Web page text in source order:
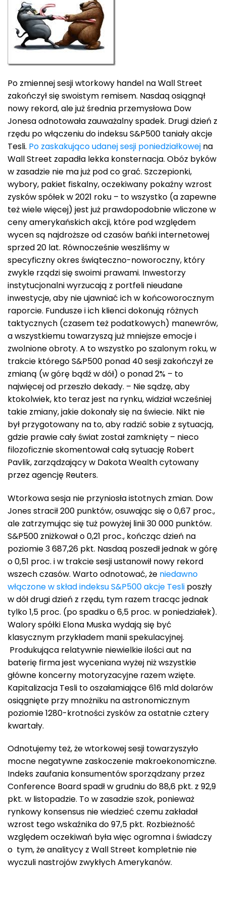
Po zmiennej sesji wtorkowy handel na Wall Street
zakończył się swoistym remisem. Nasdaq osiągnął
nowy rekord, ale już średnia przemysłowa Dow
Jonesa odnotowała zauważalny spadek. Drugi dzień z
rzędu po włączeniu do indeksu S&P500 taniały akcje
Tesli. Po zaskakująco udanej sesji poniedziałkowej na
Wall Street zapadła lekka konsternacja. Obóz byków
w zasadzie nie ma już pod co grać. Szczepionki,
wybory, pakiet fiskalny, oczekiwany pokaźny wzrost
zysków spółek w 2021 roku – to wszystko (a zapewne
też wiele więcej) jest już prawdopodobnie wliczone w
ceny amerykańskich akcji, które pod względem
wycen są najdroższe od czasów bańki internetowej
sprzed 20 lat. Równocześnie weszliśmy w
specyficzny okres świąteczno-noworoczny, który
zwykle rządzi się swoimi prawami. Inwestorzy
instytucjonalni wyrzucają z portfeli nieudane
inwestycje, aby nie ujawniać ich w końcoworocznym
raporcie. Fundusze i ich klienci dokonują różnych
taktycznych (czasem też podatkowych) manewrów,
a wszystkiemu towarzyszą już mniejsze emocje i
zwolnione obroty. A to wszystko po szalonym roku, w
trakcie którego S&P500 ponad 40 sesji zakończył ze
zmianą (w górę bądź w dół) o ponad 2% – to
najwięcej od przeszło dekady. – Nie sądzę, aby
ktokolwiek, kto teraz jest na rynku, widział wcześniej
takie zmiany, jakie dokonały się na świecie. Nikt nie
był przygotowany na to, aby radzić sobie z sytuacją,
gdzie prawie cały świat został zamknięty – nieco
filozoficznie skomentował całą sytuację Robert
Pavlik, zarządzający w Dakota Wealth cytowany
przez agencję Reuters.
Wtorkowa sesja nie przyniosła istotnych zmian. Dow
Jones stracił 200 punktów, osuwając się o 0,67 proc.,
ale zatrzymując się tuż powyżej linii 30 000 punktów.
S&P500 zniżkował o 0,21 proc., kończąc dzień na
poziomie 3 687,26 pkt. Nasdaq poszedł jednak w górę
o 0,51 proc. i w trakcie sesji ustanowił nowy rekord
wszech czasów. Warto odnotować, że niedawno
włączone w skład indeksu S&P500 akcje Tesli poszły
w dół drugi dzień z rzędu, tym razem tracąc jednak
tylko 1,5 proc. (po spadku o 6,5 proc. w poniedziałek).
Walory spółki Elona Muska wydają się być
klasycznym przykładem manii spekulacyjnej.
Produkująca relatywnie niewielkie ilości aut na
baterię firma jest wyceniana wyżej niż wszystkie
główne koncerny motoryzacyjne razem wzięte.
Kapitalizacja Tesli to oszałamiające 616 mld dolarów
osiągnięte przy mnożniku na astronomicznym
poziomie 1280-krotności zysków za ostatnie cztery
kwartały.
Odnotujemy też, że wtorkowej sesji towarzyszyło
mocne negatywne zaskoczenie makroekonomiczne.
Indeks zaufania konsumentów sporządzany przez
Conference Board spadł w grudniu do 88,6 pkt. z 92,9
pkt. w listopadzie. To w zasadzie szok, ponieważ
rynkowy konsensus nie wiedzieć czemu zakładał
wzrost tego wskaźnika do 97,5 pkt. Rozbieżność
względem oczekiwań była więc ogromna i świadczy
o tym, że analitycy z Wall Street kompletnie nie
wyczuli nastrojów zwykłych Amerykanów.